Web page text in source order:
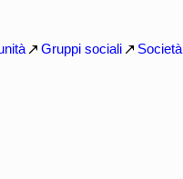
Gruppi sociali Società